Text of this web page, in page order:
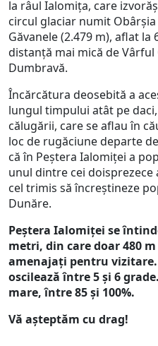
la râul Ialomiţa, care
circul glaciar numit
Găvanele (2.479 m), aflat
distanţă mai mică de
Dumbravă.
Încărcătura deosebită a
lungul timpului atât pe
călugării, care se aflau în
loc de rugăciune departe
că în Peştera Ialomiţei a
unul dintre cei
cel trimis să încreştineze
Dunăre.
Peștera Ialomiței se
metri, din care doar 480
amenajați pentru
oscilează între 5 și 6
mare, între 85 şi 100%.
Vă așteptăm cu drag!